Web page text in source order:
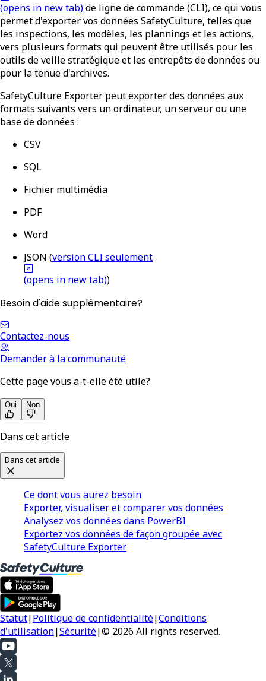
(opens in new tab)de ligne de commande (CLI), ce qui vous
permet d'exporter vos données SafetyCulture, telles que
les inspections, les modèles, les plannings et les actions,
vers plusieurs formats qui peuvent être utilisés pour les
outils de veille stratégique et les entrepôts de données ou
pour la tenue d'archives.
SafetyCulture Exporter peut exporter des données aux
formats suivants vers un ordinateur, un serveur ou une
base de données :
CSV
SQL
Fichier multimédia
PDF
Word
JSON (version CLI seulement
(opens in new tab))
Besoin d'aide supplémentaire?
Contactez-nous
Demander à la communauté
Cette page vous a-t-elle été utile?
Oui Non
Dans cet article
Dans cet article
Ce dont vous aurez besoin
Exporter, visualiser et comparer vos données
Analysez vos données dans PowerBI
Exportez vos données de façon groupée avec
SafetyCulture Exporter
Statut|Politique de confidentialité|Conditions
d'utilisation|Sécurité|© 2026 All rights reserved.